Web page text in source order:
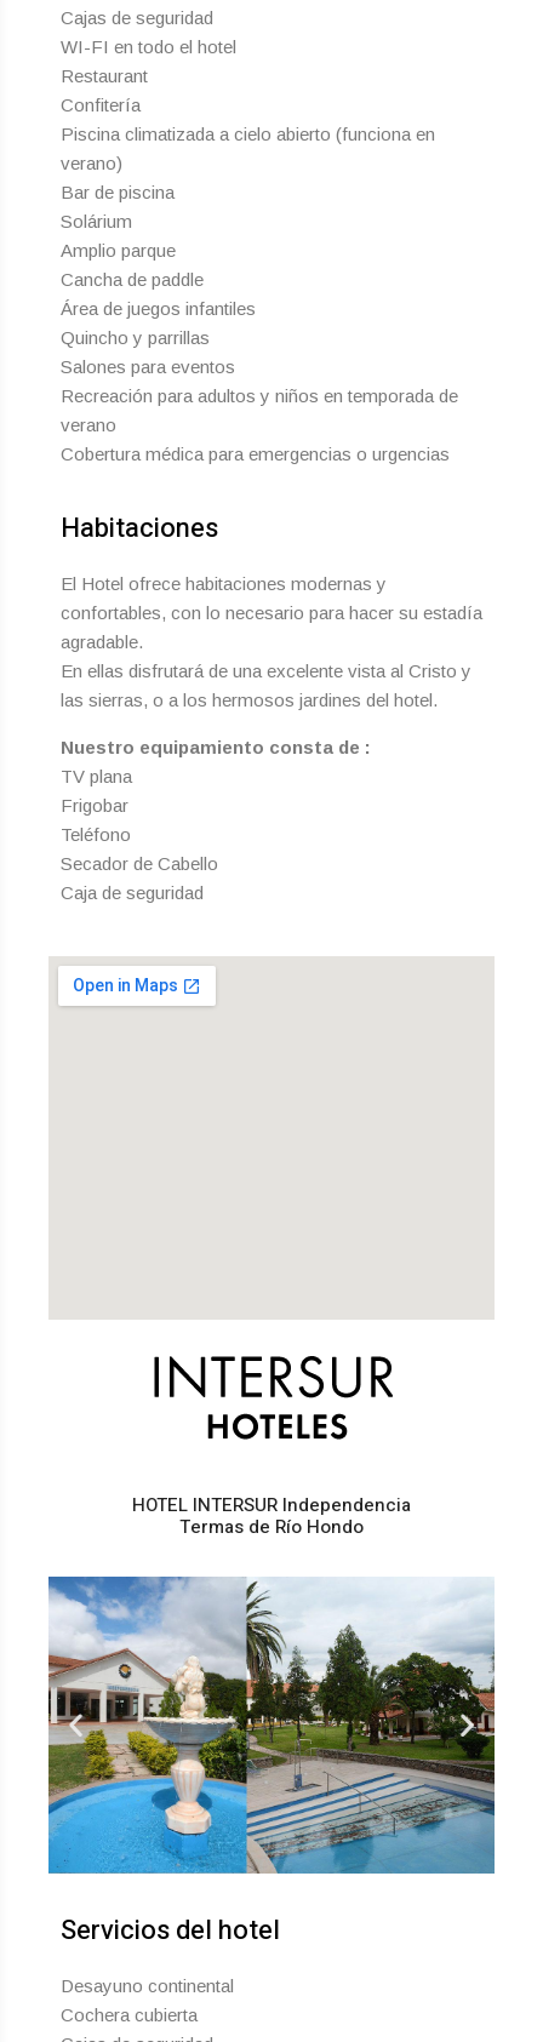
Cajas de seguridad
WI-FI en todo el hotel
Restaurant
Confitería
Piscina climatizada a cielo abierto (funciona en
verano)
Bar de piscina
Solárium
Amplio parque
Cancha de paddle
Área de juegos infantiles
Quincho y parrillas
Salones para eventos
Recreación para adultos y niños en temporada de
verano
Cobertura médica para emergencias o urgencias
Habitaciones
El Hotel ofrece habitaciones modernas y
confortables, con lo necesario para hacer su estadía
agradable.
En ellas disfrutará de una excelente vista al Cristo y
las sierras, o a los hermosos jardines del hotel.
Nuestro equipamiento consta de :
TV plana
Frigobar
Teléfono
Secador de Cabello
Caja de seguridad
HOTEL INTERSUR Independencia
Termas de Río Hondo
Servicios del hotel
Desayuno continental
Cochera cubierta